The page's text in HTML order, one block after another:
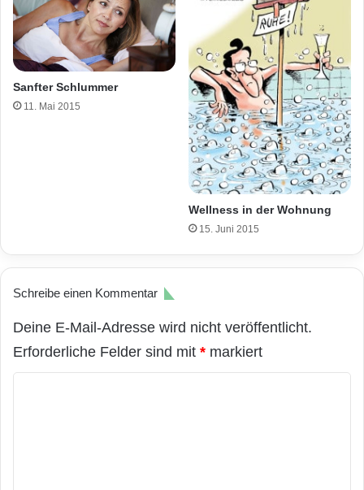
Sanfter Schlummer
11. Mai 2015
Wellness in der Wohnung
15. Juni 2015
Schreibe einen Kommentar
Deine E-Mail-Adresse wird nicht veröffentlicht.
Erforderliche Felder sind mit * markiert